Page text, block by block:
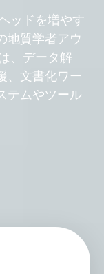
ッドを増やす
地質学者アウ
、データ解
、文書化ワー
テムやツール